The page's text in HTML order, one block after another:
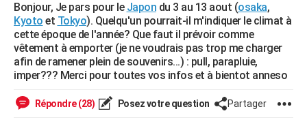
Mobiles
Meilleur smartphone
Internet
Ordinateurs
Jeux vidéo
Guide high-tech
+BRICOLAGE
Forum
Aménagement intérieur
Extérieur
Cuisine
Salle de bains
Jardinage
Rangement
WEEK-END
Guides de France
Escapades
Patrimoine
Expositions
Musées
Week-end nature
+LIFESTYLE
Art de vivre
Bien-être
Loisirs
Mode
Modes de vie
SANTE
Bonjour, Je pars pour le Japon du 3 au 13 aout (osaka,
Kyoto et Tokyo). Quelqu'un pourrait-il m'indiquer le climat à
cette époque de l'année? Que faut il prévoir comme
vêtement à emporter (je ne voudrais pas trop me charger
afin de ramener plein de souvenirs...) : pull, parapluie,
imper??? Merci pour toutes vos infos et à bientot anneso
Répondre (28) Posez votre question Partager